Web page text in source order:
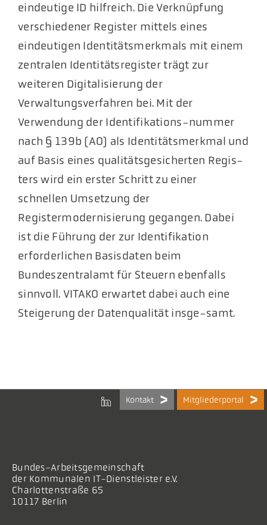
eindeutige ID hilfreich. Die Verknüpfung
verschiedener Register mittels eines
eindeutigen Identitätsmerkmals mit einem
zentralen Identitätsregister trägt zur
weiteren Digitalisierung der
Verwaltungsverfahren bei. Mit der
Verwendung der Identifikations-nummer
nach § 139b (AO) als Identitätsmerkmal und
auf Basis eines qualitätsgesicherten Regis-
ters wird ein erster Schritt zu einer
schnellen Umsetzung der
Registermodernisierung gegangen. Dabei
ist die Führung der zur Identifikation
erforderlichen Basisdaten beim
Bundeszentralamt für Steuern ebenfalls
sinnvoll. VITAKO erwartet dabei auch eine
Steigerung der Datenqualität insge-samt.
Kontakt Mitgliederportal
Bundes-Arbeitsgemeinschaft
der Kommunalen IT-Dienstleister e.V.
Charlottenstraße 65
10117 Berlin